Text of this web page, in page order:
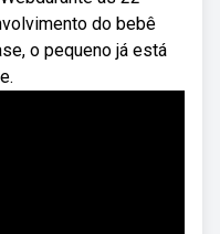
do bebê
o pequeno já está